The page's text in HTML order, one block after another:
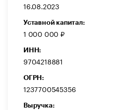
16.08.2023
Уставной капитал:
1 000 000 ₽
ИНН:
9704218881
ОГРН:
1237700545356
Выручка: